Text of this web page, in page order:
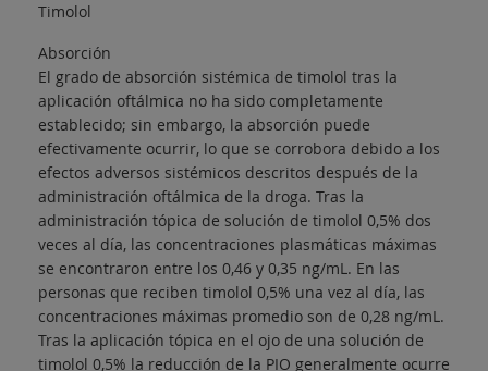
Timolol
Absorción
El grado de absorción sistémica de timolol tras la
aplicación oftálmica no ha sido completamente
establecido; sin embargo, la absorción puede
efectivamente ocurrir, lo que se corrobora debido a los
efectos adversos sistémicos descritos después de la
administración oftálmica de la droga. Tras la
administración tópica de solución de timolol 0,5% dos
veces al día, las concentraciones plasmáticas máximas
se encontraron entre los 0,46 y 0,35 ng/mL. En las
personas que reciben timolol 0,5% una vez al día, las
concentraciones máximas promedio son de 0,28 ng/mL.
Tras la aplicación tópica en el ojo de una solución de
timolol 0,5% la reducción de la PIO generalmente ocurre